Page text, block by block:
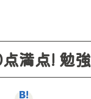
満点! 勉